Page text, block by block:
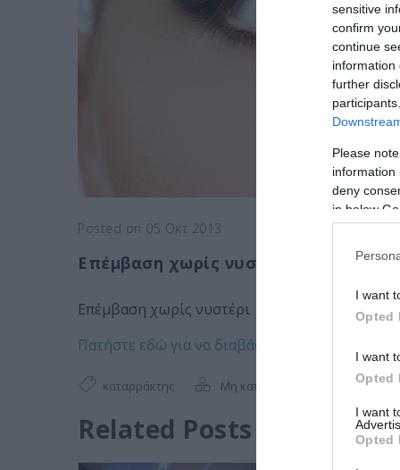
sensitive
confirm
continue
information
further
Please
information
deny
in below
I want
Opted
I want
Opted
I want
Opted
Posted on 05 Οκτ 2013
Επέμβαση χωρίς νυστέρι
Επέμβαση χωρίς νυστέρι
Πατήστε εδώ για να διαβάσετε το PDF
καταρράκτης Μη κατηγοριοποιημένο ,Νέα
Related Posts